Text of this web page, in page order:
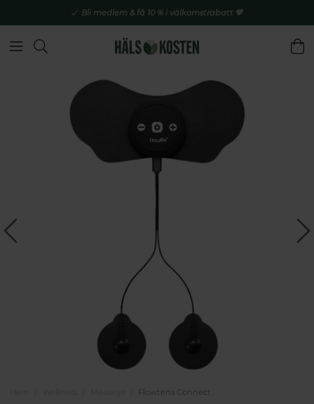
Bli medlem & få 10 % i välkomstrabatt 💚
Flowtens Connect